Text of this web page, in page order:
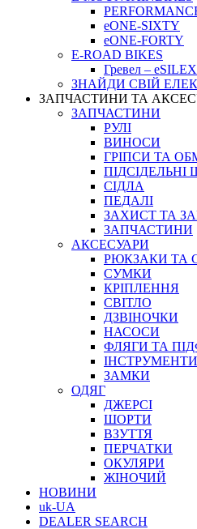
eONE-SIXTY
eONE-FORTY
E-ROAD BIKES
Гревел – eSILEX
ЗНАЙДИ СВІЙ
ЗАПЧАСТИНИ ТА
ЗАПЧАСТИНИ
РУЛІ
ВИНОСИ
ГРІПСИ ТА
ПІДСІДЕЛЬНІ
СІДЛА
ПЕДАЛІ
ЗАХИСТ ТА
ЗАПЧАСТИНИ
АКСЕСУАРИ
РЮКЗАКИ ТА
СУМКИ
КРІПЛЕННЯ
СВІТЛО
ДЗВІНОЧКИ
НАСОСИ
ФЛЯГИ ТА
ІНСТРУМЕНТИ
ЗАМКИ
ОДЯГ
ДЖЕРСІ
ШОРТИ
ВЗУТТЯ
ПЕРЧАТКИ
ОКУЛЯРИ
ЖІНОЧИЙ
НОВИНИ
uk-UA
DEALER SEARCH